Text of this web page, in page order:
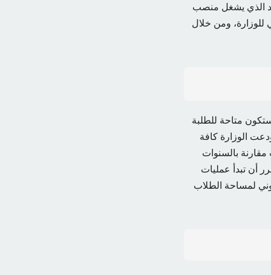
يونيو. أكد عبد الحكيم بلعابد الذي يشغل منصب
الجزائرية 2024 على الموقع الرسمي للوزارة، ومن خلال
والتي أكدت الوزارة أنها ستكون متاحة للطلبة
الأولى من صباح يوم السبت 13 جويلية 2024 إلى غاية 20 جويلية 2024. ودعت الوزارة كافة
بالسنوات
أن تبدأ عمليات
لمساحة الطلاب